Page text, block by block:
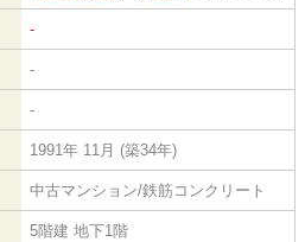
-
-
-
1991年 11月 (築34年)
中古マンション/鉄筋コンクリート
5階建 地下1階